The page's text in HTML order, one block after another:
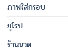
ภาพใส่กรอบ
ยุโรป
ร้านนวด